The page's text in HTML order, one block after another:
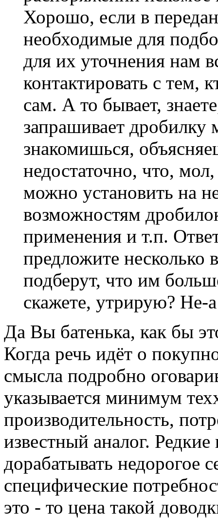
Хорошо, если в
необходимые для
для их уточнения нам
контактировать с тем,
сам. А то бывает,
запрашивает
знакомишься,
недостаточно, что,
можно установить на
возможностям
применения и т.п.
предложите несколько
подберут, что им
скажете, утрирую? Не-
Да Вы батенька, как бы
Когда речь идёт о
смысла подробно
указывается минимум
производительность,
известный аналог.
дорабатывать недорогое
специфические
это - то цена такой